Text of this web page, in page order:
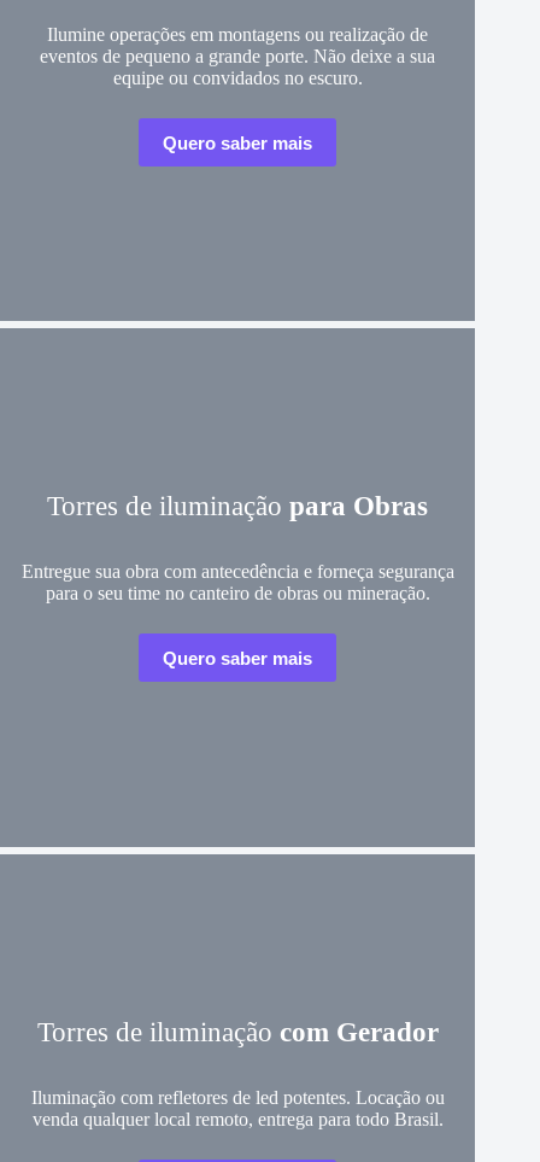
Ilumine operações em montagens ou realização de
eventos de pequeno a grande porte. Não deixe a sua
equipe ou convidados no escuro.
Quero saber mais
Torres de iluminaçãopara Obras
Entregue sua obra com antecedência e forneça segurança
para o seu time no canteiro de obras ou mineração.
Quero saber mais
Torres de iluminação com Gerador
Iluminação com refletores de led potentes. Locação ou
venda qualquer local remoto, entrega para todo Brasil.